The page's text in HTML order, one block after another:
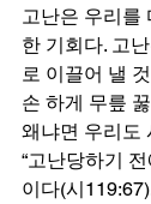
고난은 우리를
한 기회다. 고
로 이끌어 낼
손 하게 무릎
왜냐면 우리도
“고난당하기
이다(시